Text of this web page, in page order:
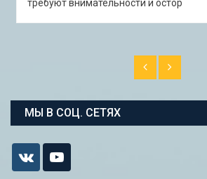
В Астрахани с 5 по 13 сентября 2026
студенческая экспедиция «Школа
МЫ В СОЦ. СЕТЯХ